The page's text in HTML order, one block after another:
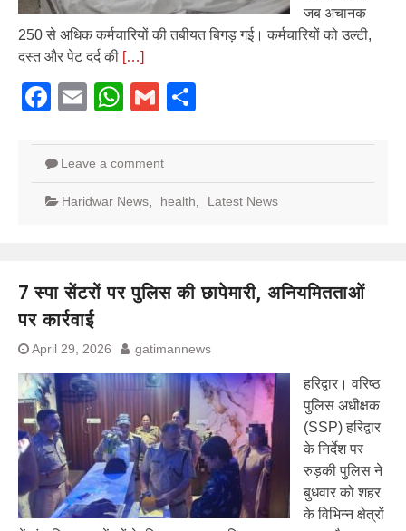
जब अचानक
250 से अधिक कर्मचारियों की तबीयत बिगड़ गई। कर्मचारियों को उल्टी,
दस्त और पेट दर्द की […]
Facebook
EmailWhatsApp
Gmail
Leave a comment
Haridwar News health Latest News
7 स्पा सेंटरों पर पुलिस की छापेमारी, अनियमितताओं
पर कार्रवाई
April 29, 2026 gatimannews
हरिद्वार। वरिष्ठ
पुलिस अधीक्षक
(SSP) हरिद्वार
के निर्देश पर
रुड़की पुलिस ने
बुधवार को शहर
के विभिन्न क्षेत्रों